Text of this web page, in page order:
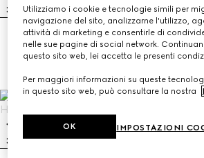
Bicchiere in vetro di Murano, set
€ 400
Web
Utilizziamo i cookie e tecnologie simili per
navigazione del sito, analizzarne l'utilizzo,
attività di marketing e consentirle di
nelle sue pagine di social network.
questo sito web, lei accetta le presenti
Per maggiori informazioni su queste
in questo sito web, può consultare la nostra
IMPOSTAZIONI
OK